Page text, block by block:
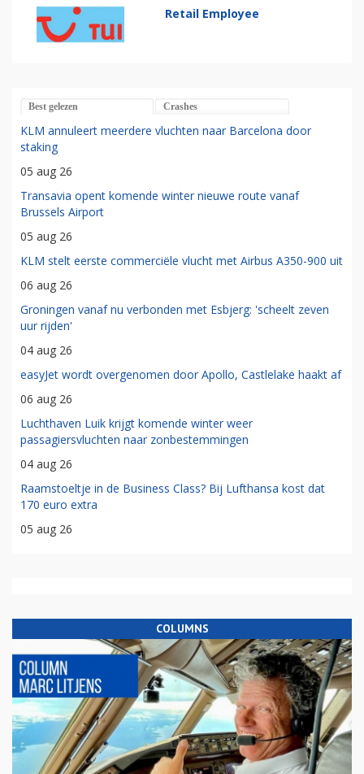
Retail Employee
Best gelezen Crashes
KLM annuleert meerdere vluchten naar Barcelona door
staking
05 aug 26
Transavia opent komende winter nieuwe route vanaf
Brussels Airport
05 aug 26
KLM stelt eerste commerciële vlucht met Airbus A350-900 uit
06 aug 26
Groningen vanaf nu verbonden met Esbjerg: 'scheelt zeven
uur rijden'
04 aug 26
easyJet wordt overgenomen door Apollo, Castlelake haakt af
06 aug 26
Luchthaven Luik krijgt komende winter weer
passagiersvluchten naar zonbestemmingen
04 aug 26
Raamstoeltje in de Business Class? Bij Lufthansa kost dat
170 euro extra
05 aug 26
COLUMNS